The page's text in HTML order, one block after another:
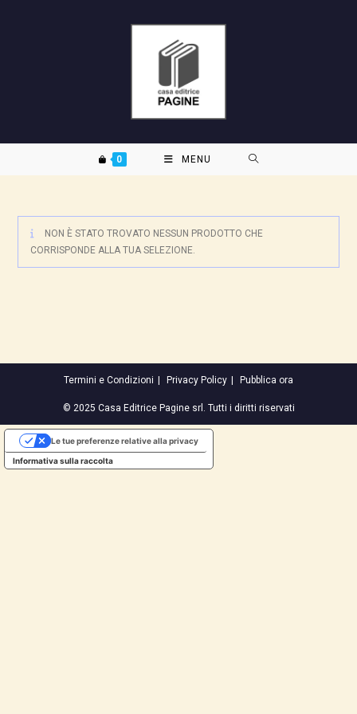
0 MENU
NON È STATO TROVATO NESSUN PRODOTTO CHE
CORRISPONDE ALLA TUA SELEZIONE.
Termini e Condizioni Privacy Policy Pubblica ora
© 2025 Casa Editrice Pagine srl. Tutti i diritti riservati
Informativa sulla raccolta
Le tue preferenze relative alla privacy